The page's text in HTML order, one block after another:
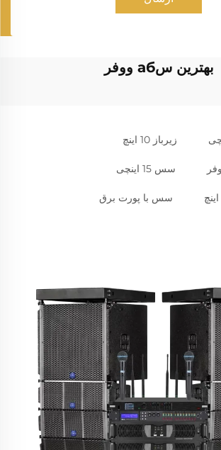
بهترین سаб ووفر
زیرباز 10 اینچ
سس 15 اینچی
سس با پورت برق